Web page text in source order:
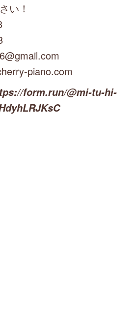
い！
piano.com
form.run/@mi-tu-hi-